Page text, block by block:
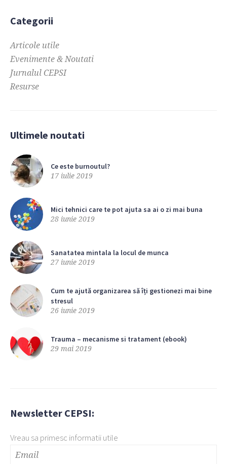
Categorii
Articole utile
Evenimente & Noutati
Jurnalul CEPSI
Resurse
Ultimele noutati
Ce este burnoutul?
17 iulie 2019
Mici tehnici care te pot ajuta sa ai o zi mai buna
28 iunie 2019
Sanatatea mintala la locul de munca
27 iunie 2019
Cum te ajută organizarea să îți gestionezi mai bine
stresul
26 iunie 2019
Trauma – mecanisme si tratament (ebook)
29 mai 2019
Newsletter CEPSI:
Vreau sa primesc informatii utile